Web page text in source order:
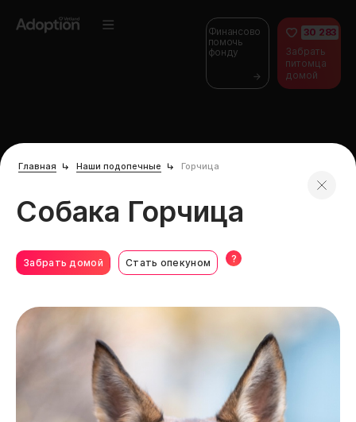
Финансово
помочь
фонду
30 283
Забрать
питомца
домой
Главная Наши подопечные Горчица
Собака Горчица
Забрать домой Стать опекуном ?